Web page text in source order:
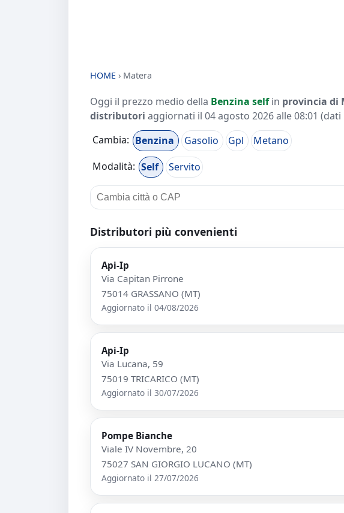
HOME › Matera
Oggi il prezzo medio della Benzina selfin provincia di
distributori aggiornati il 04 agosto 2026 alle 08:01 (dati
Cambia: Benzina Gasolio Gpl
Metano
Modalità: Self Servito
Distributori più convenienti
Api-Ip
Via Capitan Pirrone
75014 GRASSANO (MT)
Aggiornato il 04/08/2026
Api-Ip
Via Lucana, 59
75019 TRICARICO (MT)
Aggiornato il 30/07/2026
Pompe Bianche
Viale IV Novembre, 20
75027 SAN GIORGIO LUCANO (MT)
Aggiornato il 27/07/2026